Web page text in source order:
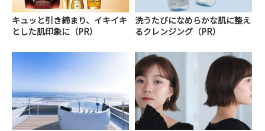
キュッと引き締まり、イキイキ
とした肌印象に（PR）
洗うたびになめらかな肌に整え
るクレンジング（PR）